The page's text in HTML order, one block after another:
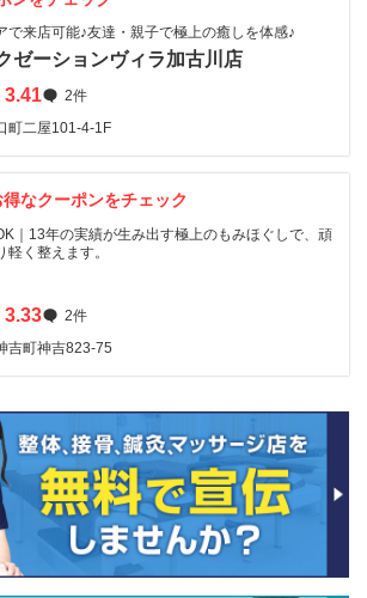
来店可能♪友達・親子で極上の癒しを体感♪
ゼーションヴィラ加古川店
3.41
2件
町二屋101-4-1F
なクーポンをチェック
｜13年の実績が生み出す極上のもみほぐしで、頑
く整えます。
3.33
2件
吉町神吉823-75